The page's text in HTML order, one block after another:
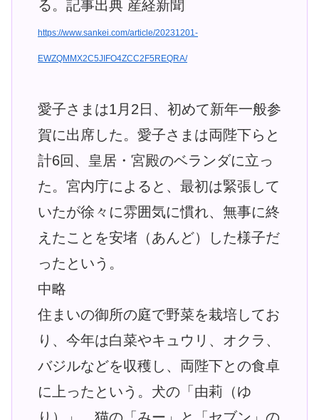
る。記事出典 産経新聞
https://www.sankei.com/article/20231201-
EWZQMMX2C5JIFO4ZCC2F5REQRA/
愛子さまは1月2日、初めて新年一般参
賀に出席した。愛子さまは両陛下らと
計6回、皇居・宮殿のベランダに立っ
た。宮内庁によると、最初は緊張して
いたが徐々に雰囲気に慣れ、無事に終
えたことを安堵（あんど）した様子だ
ったという。
中略
住まいの御所の庭で野菜を栽培してお
り、今年は白菜やキュウリ、オクラ、
バジルなどを収穫し、両陛下との食卓
に上ったという。犬の「由莉（ゆ